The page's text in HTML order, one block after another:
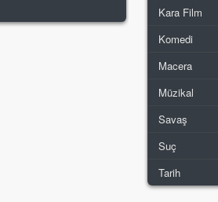
Kara Film
Komedi
Macera
Müzikal
Savaş
Suç
Tarih